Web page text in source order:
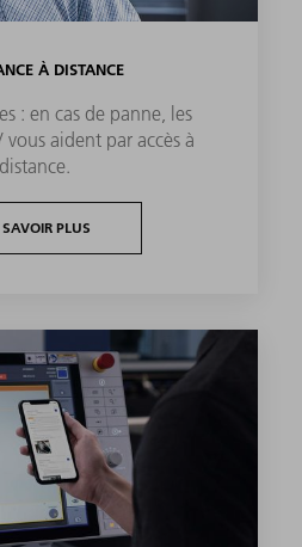
À DISTANCE
: en cas de panne, les
vous aident par accès à
distance.
PLUS